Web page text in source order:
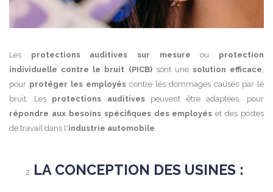
Les protections auditives sur mesure ou protection
individuelle contre le bruit (PICB)sont une solution efficace,
pour protéger les employés contre les dommages causés par le
bruit. Les protections auditivespeuvent être adaptées, pour
répondre aux besoins spécifiques des employés et des postes
de travail dans l'industrie automobile.
LA CONCEPTION DES USINES :